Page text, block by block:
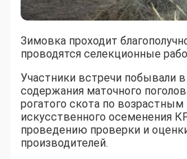
Зимовка проходит
проводятся селекционные
Участники встречи побывали
содержания маточного
рогатого скота по возрастным
искусственного осеменения
проведению проверки и
производителей.